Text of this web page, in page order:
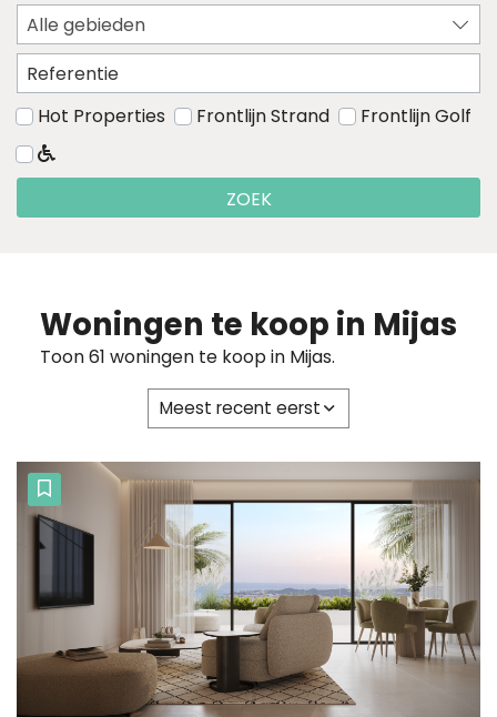
Alle gebieden
Hot Properties Frontlijn Strand Frontlijn Golf
ZOEK
Woningen te koop in Mijas
Toon 61 woningen te koop in Mijas.
Meest recent eerst